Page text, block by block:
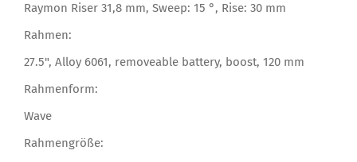
Raymon Riser 31,8 mm, Sweep: 15 °, Rise: 30 mm
Rahmen:
27.5", Alloy 6061, removeable battery, boost, 120 mm
Rahmenform:
Wave
Rahmengröße: